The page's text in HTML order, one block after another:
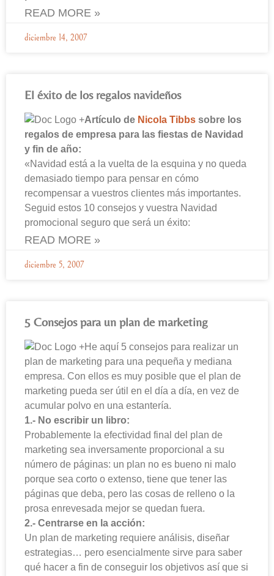
READ MORE »
diciembre 14, 2007
El éxito de los regalos navideños
Artículo de Nicola Tibbs sobre los
regalos de empresa para las fiestas de Navidad
y fin de año:
«Navidad está a la vuelta de la esquina y no queda
demasiado tiempo para pensar en cómo
recompensar a vuestros clientes más importantes.
Seguid estos 10 consejos y vuestra Navidad
promocional seguro que será un éxito:
READ MORE »
diciembre 5, 2007
5 Consejos para un plan de marketing
He aquí 5 consejos para realizar un
plan de marketing para una pequeña y mediana
empresa. Con ellos es muy posible que el plan de
marketing pueda ser útil en el día a día, en vez de
acumular polvo en una estantería.
1.- No escribir un libro:
Probablemente la efectividad final del plan de
marketing sea inversamente proporcional a su
número de páginas: un plan no es bueno ni malo
porque sea corto o extenso, tiene que tener las
páginas que deba, pero las cosas de relleno o la
prosa enrevesada mejor se quedan fuera.
2.- Centrarse en la acción:
Un plan de marketing requiere análisis, diseñar
estrategias… pero esencialmente sirve para saber
qué hacer a fin de conseguir los objetivos así que si